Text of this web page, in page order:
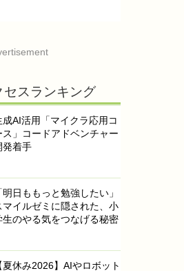
セスランキング
成AI活用「マイクラ応用コ
ス」コードアドベンチャー
発着手
明日ももっと勉強したい」
マイルゼミに隠された、小
生のやる気をつなげる秘密
夏休み2026】AIやロボット